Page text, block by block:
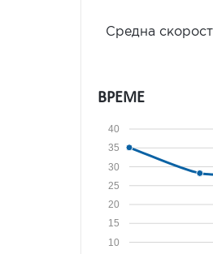
Средна скорост
ВРЕМЕ
10
15
20
25
30
35
40